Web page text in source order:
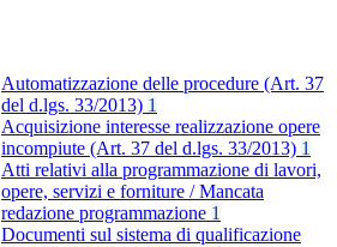
Automatizzazione delle procedure (Art. 37
del d.lgs. 33/2013) 1
Acquisizione interesse realizzazione opere
incompiute (Art. 37 del d.lgs. 33/2013) 1
Atti relativi alla programmazione di lavori,
opere, servizi e forniture / Mancata
redazione programmazione 1
Documenti sul sistema di qualificazione